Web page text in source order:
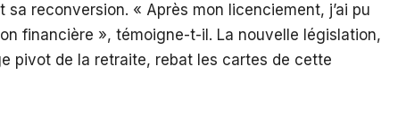
reconversion. « Après mon licenciement, j’ai pu
financière », témoigne-t-il. La nouvelle législation,
pivot de la retraite, rebat les cartes de cette